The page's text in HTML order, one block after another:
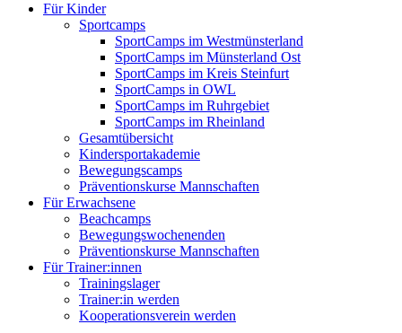
Für Kinder
Sportcamps
SportCamps im Westmünsterland
SportCamps im Münsterland Ost
SportCamps im Kreis Steinfurt
SportCamps in OWL
SportCamps im Ruhrgebiet
SportCamps im Rheinland
Gesamtübersicht
Kindersportakademie
Bewegungscamps
Präventionskurse Mannschaften
Für Erwachsene
Beachcamps
Bewegungswochenenden
Präventionskurse Mannschaften
Für Trainer:innen
Trainingslager
Trainer:in werden
Kooperationsverein werden